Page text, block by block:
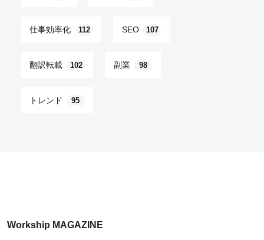
仕事効率化 112 SEO 107
翻訳転載 102 副業 98
トレンド 95
Workship MAGAZINE